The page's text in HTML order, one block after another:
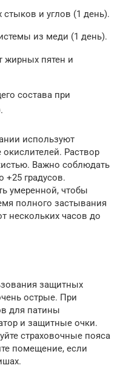
стыков и углов (1 день).
из меди (1 день).
жирных пятен и
состава при
используют
Раствор
Важно соблюдать
+25 градусов.
умеренной, чтобы
полного застывания
нескольких часов до
защитных
острые. При
для патины
и защитные очки.
страховочные пояса
помещение, если